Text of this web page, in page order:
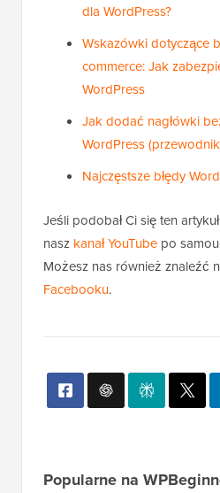
dla WordPress?
Wskazówki dotyczące
commerce: Jak
WordPress
Jak dodać nagłówki
WordPress
Najczęstsze błędy
Jeśli podobał Ci się ten
nasz kanał YouTube po
Możesz nas również znaleźć
Facebooku.
Popularne na